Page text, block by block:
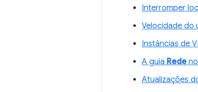
Interromper
Velocidade do
Instâncias de
A guia Rede
Atualizações